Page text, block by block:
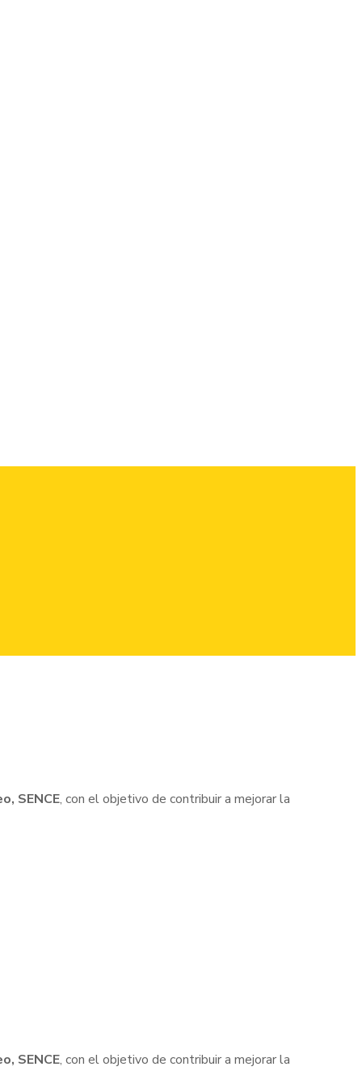
SENCE, con el objetivo de contribuir a mejorar la
SENCE, con el objetivo de contribuir a mejorar la